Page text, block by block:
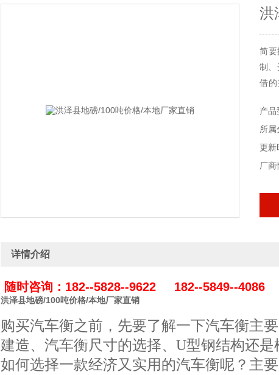
洪
简
制、
借
车
衡
体、
产品
所属
更新
厂商
详情介绍
随时咨询：182--5828--9622 182--5849--4086
洪泽县地磅/100吨价格/本地厂家直销
购买汽车衡之前，先要了解一下汽车衡主
建造、汽车衡尺寸的选择、 U型钢结构还是
如何选择一款经济又实用的汽车衡呢？主